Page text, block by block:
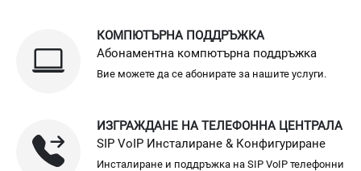
КОМПЮТЪРНА ПОДДРЪЖКА
Абонаментна компютърна поддръжка
Вие можете да се абонирате за нашите услуги.
ИЗГРАЖДАНЕ НА ТЕЛЕФОННА ЦЕНТРАЛА
SIP VoIP Инсталиране & Конфигуриране
Инсталиране и поддръжка на SIP VoIP телефонни